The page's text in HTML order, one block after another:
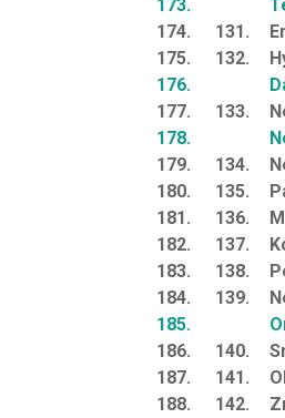
173.
174.
175.
176.
177.
178.
179.
180.
181.
182.
183.
184.
185.
186.
187.
188.
131.
132.
133.
134.
135.
136.
137.
138.
139.
140.
141.
142.